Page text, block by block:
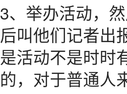
3、举办活动，
后叫他们记者出
是活动不是时时
的，对于普通人